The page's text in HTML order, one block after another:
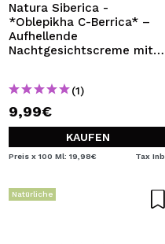
Natura Siberica -
*Oblepikha C-Berrica* –
Aufhellende
Nachtgesichtscreme mit
(1)
9,99€
KAUFEN
Preis x 100 Ml: 19,98€ Tax Inb.
Natürliche